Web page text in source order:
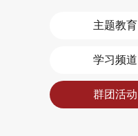
主题教育
学习频道
群团活动